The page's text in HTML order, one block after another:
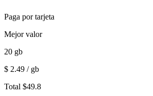
Paga por tarjeta
Mejor valor
20 gb
$ 2.49 / gb
Total $49.8